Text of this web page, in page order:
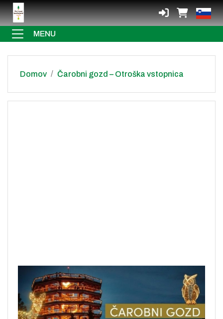
MENU
Domov Čarobni gozd – Otroška vstopnica